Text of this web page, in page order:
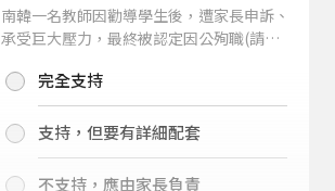
南韓一名教師因勸導學生後，遭家長申訴、
承受巨大壓力，最終被認定因公殉職(請見
你支持老師適度管教學生嗎？
完全支持
支持，但要有詳細配套
不支持，應由家長負責